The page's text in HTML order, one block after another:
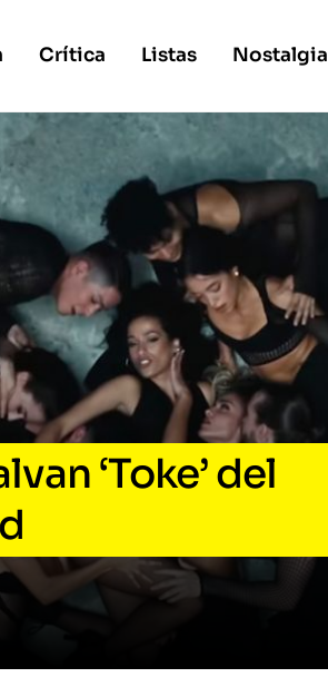
Crítica Listas Nostalgia
‘Toke’ del